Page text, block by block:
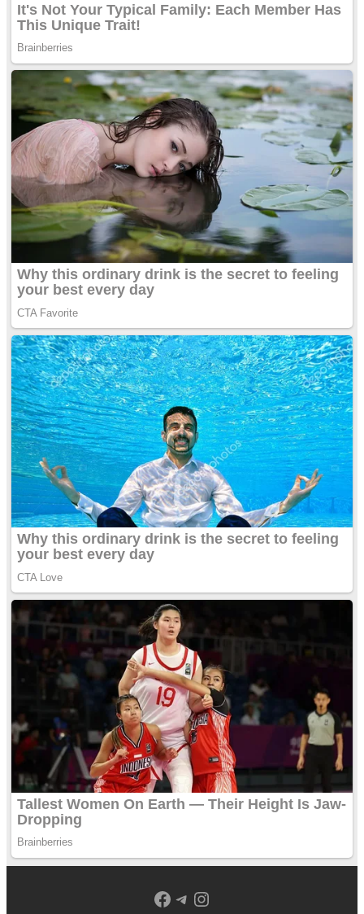
Facebook
Telegram
Instagram